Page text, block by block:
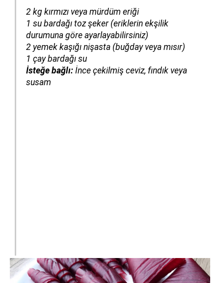
​​​​​​2 kg kırmızı veya mürdüm eriği
1 su bardağı toz şeker (eriklerin ekşilik
durumuna göre ayarlayabilirsiniz)
2 yemek kaşığı nişasta (buğday veya mısır)
1 çay bardağı su
İsteğe bağlı: İnce çekilmiş ceviz, fındık veya
susam